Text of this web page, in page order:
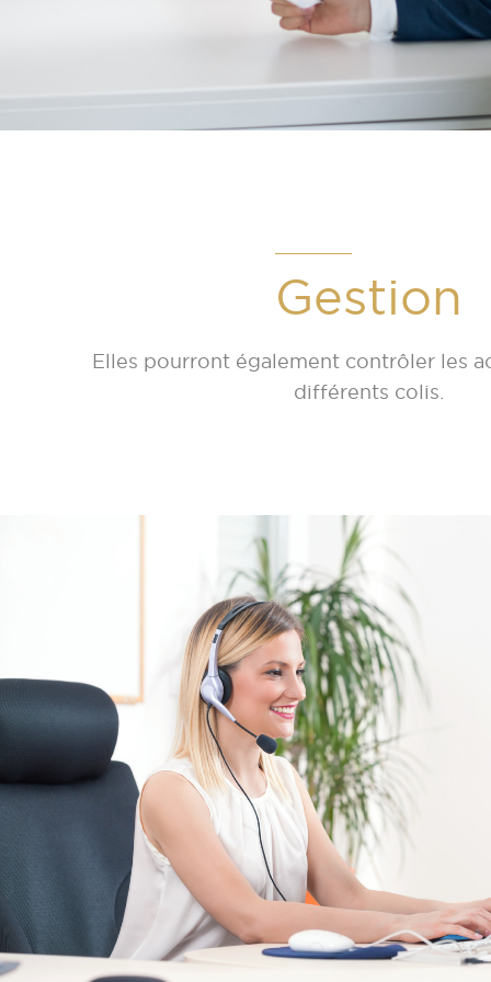
Gestion
Elles pourront également contrôler les
différents colis.